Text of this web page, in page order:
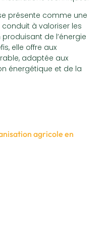
présente comme une
à valoriser les
de l’énergie
elle offre aux
adaptée aux
énergétique et de la
agricole en